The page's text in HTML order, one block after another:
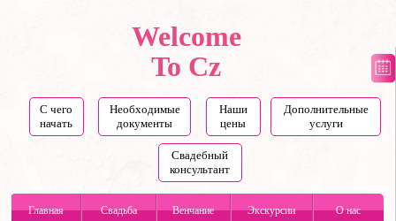
Welcome
To Cz
С чего
начать
Необходимые
документы
Наши
цены
Дополнительные
услуги
Свадебный
консультант
Главная Свадьба Венчание Экскурсии О нас